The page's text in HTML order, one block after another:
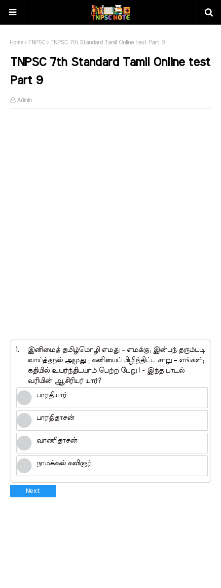
Home TNPSC TNPSC 7th Standard Tamil Online test Part 9
TNPSC 7th Standard Tamil Online test
Part 9
Admin
1.
இனிமைத் தமிழ்மொழி எமது – எமக்கு; இன்பந் தரும்படி
வாய்த்தநல் அமுது ; கனியைப் பிழிந்திட்ட சாறு – எங்கள்;
கதியில் உயர்ந்திடயாம் பெற்ற பேறு ! - இந்த பாடல்
வரியின் ஆசிரியர் யார்?
பாரதியார்
பாரதிதாசன்
வாணிதாசன்
நாமக்கல் கவிஞர்
Next